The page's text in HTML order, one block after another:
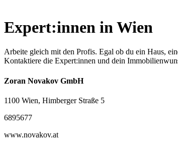
Expert:innen in Wien
Arbeite gleich mit den Profis. Egal ob du ein Haus,
Kontaktiere die Expert:innen und dein
Zoran Novakov GmbH
1100 Wien, Himberger Straße 5
6895677
www.novakov.at